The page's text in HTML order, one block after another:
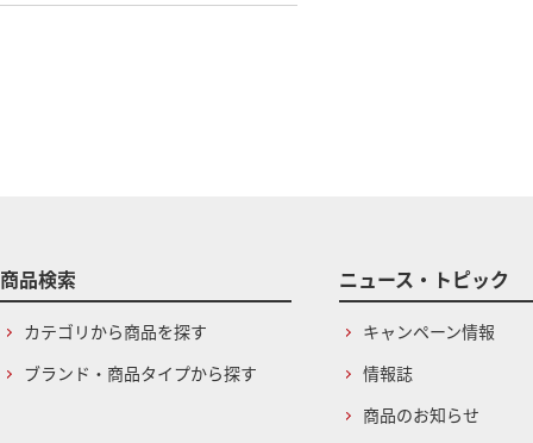
商品検索
カテゴリから商品を探す
ブランド・商品タイプから探す
ニュース・トピック
キャンペーン情報
情報誌
商品のお知らせ